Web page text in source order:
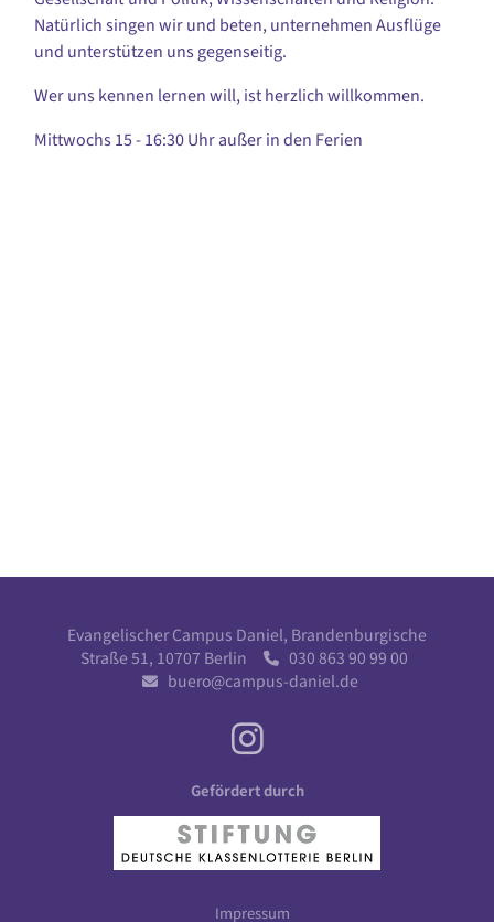
Natürlich singen wir und beten, unternehmen Ausflüge
und unterstützen uns gegenseitig.
Wer uns kennen lernen will, ist herzlich willkommen.
Mittwochs 15 - 16:30 Uhr außer in den Ferien
Evangelischer Campus Daniel, Brandenburgische
Straße 51, 10707 Berlin
030 863 90 99 00
 buero@campus-daniel.de
Gefördert durch
Impressum